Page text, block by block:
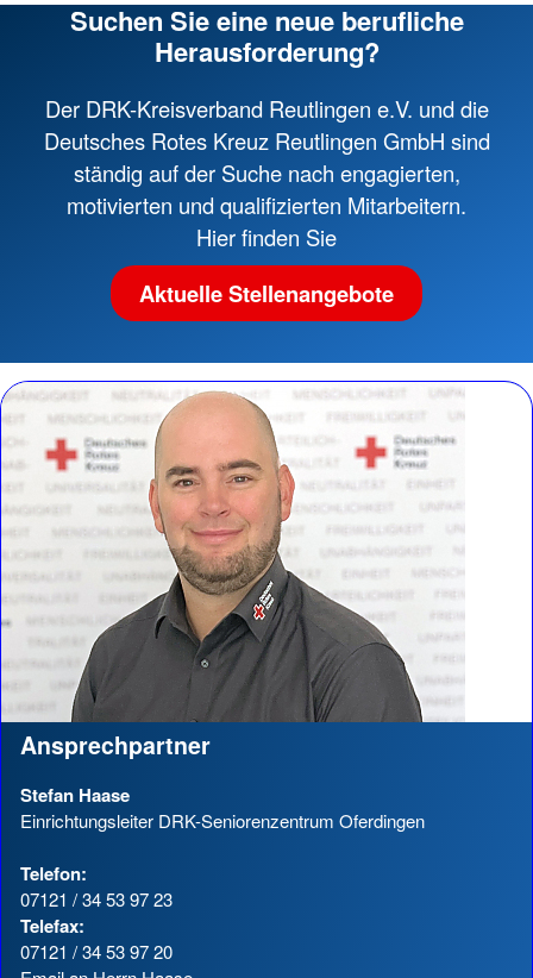
Suchen Sie eine neue berufliche
Herausforderung?
Der DRK-Kreisverband Reutlingen e.V. und die
Deutsches Rotes Kreuz Reutlingen GmbH sind
ständig auf der Suche nach engagierten,
motivierten und qualifizierten Mitarbeitern.
Hier finden Sie
Aktuelle Stellenangebote
Ansprechpartner
Stefan Haase
Einrichtungsleiter DRK-Seniorenzentrum Oferdingen
Telefon:
07121 / 34 53 97 23
Telefax:
07121 / 34 53 97 20